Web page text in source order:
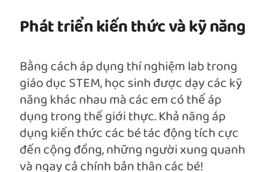
Phát triển kiến ​​thức và kỹ năng
Bằng cách áp dụng thí nghiệm lab trong
giáo dục STEM, học sinh được dạy các kỹ
năng khác nhau mà các em có thể áp
dụng trong thế giới thực. Khả năng áp
dụng kiến ​​thức các bé tác động tích cực
đến cộng đồng, những người xung quanh
và ngay cả chính bản thân các bé!